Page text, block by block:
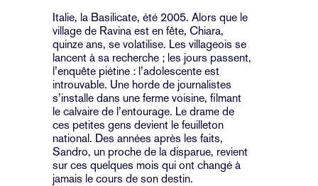
Italie, la Basilicate, été 2005. Alors que le
village de Ravina est en fête, Chiara,
quinze ans, se volatilise. Les villageois se
lancent à sa recherche ; les jours passent,
l’enquête piétine : l’adolescente est
introuvable. Une horde de journalistes
s’installe dans une ferme voisine, filmant
le calvaire de l’entourage. Le drame de
ces petites gens devient le feuilleton
national. Des années après les faits,
Sandro, un proche de la disparue, revient
sur ces quelques mois qui ont changé à
jamais le cours de son destin.